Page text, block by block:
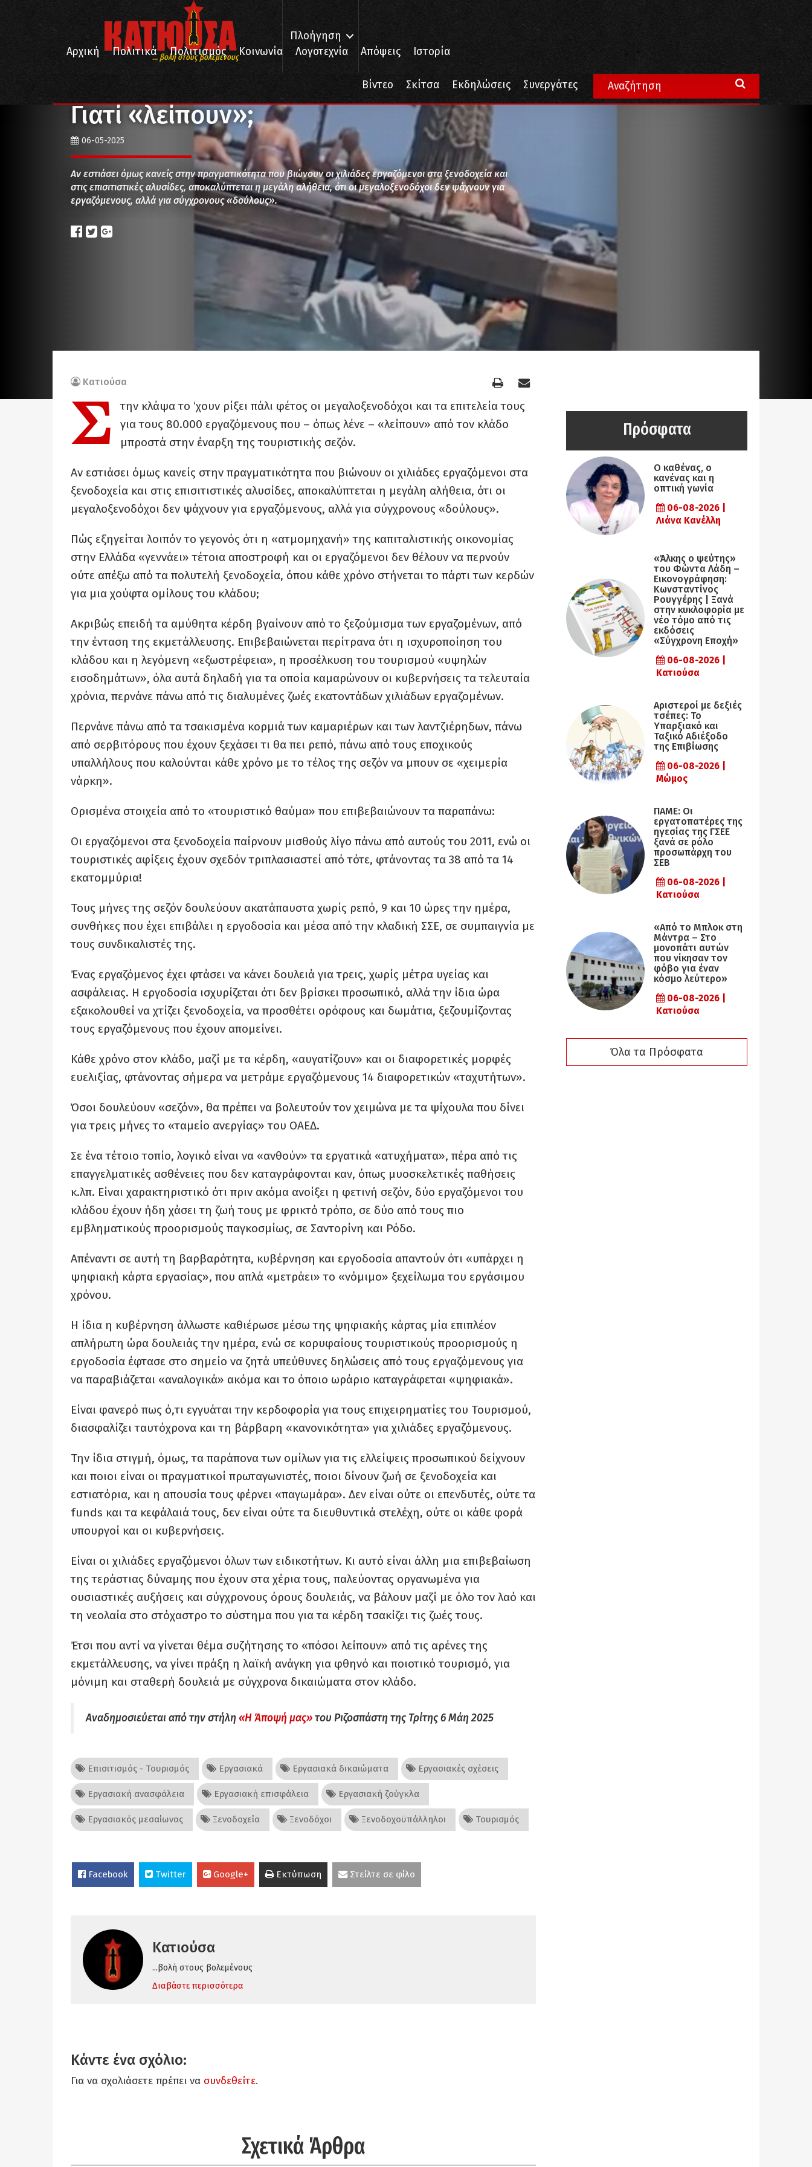
... βολή στους βολεμένους
Πλοήγηση
Αρχική
Πολιτικά Πολιτισμός Κοινωνία Λογοτεχνία Απόψεις Ιστορία
Βίντεο Σκίτσα Εκδηλώσεις Συνεργάτες
Πολιτικά
Γιατί «λείπουν»;
06-05-2025
Αν εστιάσει όμως κανείς στην πραγματικότητα που βιώνουν οι χιλιάδες εργαζόμενοι στα ξενοδοχεία και
στις επισιτιστικές αλυσίδες, αποκαλύπτεται η μεγάλη αλήθεια, ότι οι μεγαλοξενοδόχοι δεν ψάχνουν για
εργαζόμενους, αλλά για σύγχρονους «δούλους».
Κατιούσα
Σ
την κλάψα το ‘χουν ρίξει πάλι φέτος οι μεγαλοξενοδόχοι και τα επιτελεία τους
για τους 80.000 εργαζόμενους που – όπως λένε – «λείπουν» από τον κλάδο
μπροστά στην έναρξη της τουριστικής σεζόν.
Αν εστιάσει όμως κανείς στην πραγματικότητα που βιώνουν οι χιλιάδες εργαζόμενοι στα
ξενοδοχεία και στις επισιτιστικές αλυσίδες, αποκαλύπτεται η μεγάλη αλήθεια, ότι οι
μεγαλοξενοδόχοι δεν ψάχνουν για εργαζόμενους, αλλά για σύγχρονους «δούλους».
Πώς εξηγείται λοιπόν το γεγονός ότι η «ατμομηχανή» της καπιταλιστικής οικονομίας
στην Ελλάδα «γεννάει» τέτοια αποστροφή και οι εργαζόμενοι δεν θέλουν να περνούν
ούτε απέξω από τα πολυτελή ξενοδοχεία, όπου κάθε χρόνο στήνεται το πάρτι των κερδών
για μια χούφτα ομίλους του κλάδου;
Ακριβώς επειδή τα αμύθητα κέρδη βγαίνουν από το ξεζούμισμα των εργαζομένων, από
την ένταση της εκμετάλλευσης. Επιβεβαιώνεται περίτρανα ότι η ισχυροποίηση του
κλάδου και η λεγόμενη «εξωστρέφεια», η προσέλκυση του τουρισμού «υψηλών
εισοδημάτων», όλα αυτά δηλαδή για τα οποία καμαρώνουν οι κυβερνήσεις τα τελευταία
χρόνια, περνάνε πάνω από τις διαλυμένες ζωές εκατοντάδων χιλιάδων εργαζομένων.
Περνάνε πάνω από τα τσακισμένα κορμιά των καμαριέρων και των λαντζιέρηδων, πάνω
από σερβιτόρους που έχουν ξεχάσει τι θα πει ρεπό, πάνω από τους εποχικούς
υπαλλήλους που καλούνται κάθε χρόνο με το τέλος της σεζόν να μπουν σε «χειμερία
νάρκη».
Ορισμένα στοιχεία από το «τουριστικό θαύμα» που επιβεβαιώνουν τα παραπάνω:
Οι εργαζόμενοι στα ξενοδοχεία παίρνουν μισθούς λίγο πάνω από αυτούς του 2011, ενώ οι
τουριστικές αφίξεις έχουν σχεδόν τριπλασιαστεί από τότε, φτάνοντας τα 38 από τα 14
εκατομμύρια!
Τους μήνες της σεζόν δουλεύουν ακατάπαυστα χωρίς ρεπό, 9 και 10 ώρες την ημέρα,
συνθήκες που έχει επιβάλει η εργοδοσία και μέσα από την κλαδική ΣΣΕ, σε συμπαιγνία με
τους συνδικαλιστές της.
Ένας εργαζόμενος έχει φτάσει να κάνει δουλειά για τρεις, χωρίς μέτρα υγείας και
ασφάλειας. Η εργοδοσία ισχυρίζεται ότι δεν βρίσκει προσωπικό, αλλά την ίδια ώρα
εξακολουθεί να χτίζει ξενοδοχεία, να προσθέτει ορόφους και δωμάτια, ξεζουμίζοντας
τους εργαζόμενους που έχουν απομείνει.
Κάθε χρόνο στον κλάδο, μαζί με τα κέρδη, «αυγατίζουν» και οι διαφορετικές μορφές
ευελιξίας, φτάνοντας σήμερα να μετράμε εργαζόμενους 14 διαφορετικών «ταχυτήτων».
Όσοι δουλεύουν «σεζόν», θα πρέπει να βολευτούν τον χειμώνα με τα ψίχουλα που δίνει
για τρεις μήνες το «ταμείο ανεργίας» του ΟΑΕΔ.
Σε ένα τέτοιο τοπίο, λογικό είναι να «ανθούν» τα εργατικά «ατυχήματα», πέρα από τις
επαγγελματικές ασθένειες που δεν καταγράφονται καν, όπως μυοσκελετικές παθήσεις
κ.λπ. Είναι χαρακτηριστικό ότι πριν ακόμα ανοίξει η φετινή σεζόν, δύο εργαζόμενοι του
κλάδου έχουν ήδη χάσει τη ζωή τους με φρικτό τρόπο, σε δύο από τους πιο
εμβληματικούς προορισμούς παγκοσμίως, σε Σαντορίνη και Ρόδο.
Απέναντι σε αυτή τη βαρβαρότητα, κυβέρνηση και εργοδοσία απαντούν ότι «υπάρχει η
ψηφιακή κάρτα εργασίας», που απλά «μετράει» το «νόμιμο» ξεχείλωμα του εργάσιμου
χρόνου.
Η ίδια η κυβέρνηση άλλωστε καθιέρωσε μέσω της ψηφιακής κάρτας μία επιπλέον
απλήρωτη ώρα δουλειάς την ημέρα, ενώ σε κορυφαίους τουριστικούς προορισμούς η
εργοδοσία έφτασε στο σημείο να ζητά υπεύθυνες δηλώσεις από τους εργαζόμενους για
να παραβιάζεται «αναλογικά» ακόμα και το όποιο ωράριο καταγράφεται «ψηφιακά».
Είναι φανερό πως ό,τι εγγυάται την κερδοφορία για τους επιχειρηματίες του Τουρισμού,
διασφαλίζει ταυτόχρονα και τη βάρβαρη «κανονικότητα» για χιλιάδες εργαζόμενους.
Την ίδια στιγμή, όμως, τα παράπονα των ομίλων για τις ελλείψεις προσωπικού δείχνουν
και ποιοι είναι οι πραγματικοί πρωταγωνιστές, ποιοι δίνουν ζωή σε ξενοδοχεία και
εστιατόρια, και η απουσία τους φέρνει «παγωμάρα». Δεν είναι ούτε οι επενδυτές, ούτε τα
funds και τα κεφάλαιά τους, δεν είναι ούτε τα διευθυντικά στελέχη, ούτε οι κάθε φορά
υπουργοί και οι κυβερνήσεις.
Είναι οι χιλιάδες εργαζόμενοι όλων των ειδικοτήτων. Κι αυτό είναι άλλη μια επιβεβαίωση
της τεράστιας δύναμης που έχουν στα χέρια τους, παλεύοντας οργανωμένα για
ουσιαστικές αυξήσεις και σύγχρονους όρους δουλειάς, να βάλουν μαζί με όλο τον λαό και
τη νεολαία στο στόχαστρο το σύστημα που για τα κέρδη τσακίζει τις ζωές τους.
Έτσι που αντί να γίνεται θέμα συζήτησης το «πόσοι λείπουν» από τις αρένες της
εκμετάλλευσης, να γίνει πράξη η λαϊκή ανάγκη για φθηνό και ποιοτικό τουρισμό, για
μόνιμη και σταθερή δουλειά με σύγχρονα δικαιώματα στον κλάδο.
Αναδημοσιεύεται από την στήλη«Η Άποψή μας»του Ριζοσπάστη της Τρίτης 6 Μάη 2025
Επισιτισμός - Τουρισμός Εργασιακά Εργασιακά δικαιώματα Εργασιακές σχέσεις
Εργασιακή ανασφάλεια Εργασιακή επισφάλεια Εργασιακή ζούγκλα
Εργασιακός μεσαίωνας Ξενοδοχεία Ξενοδόχοι Ξενοδοχοϋπάλληλοι Τουρισμός
Facebook Twitter Google+ Εκτύπωση Στείλτε σε φίλο
Κατιούσα
...βολή στους βολεμένους
Διαβάστε περισσότερα
Κάντε ένα σχόλιο:
Για να σχολιάσετε πρέπει να συνδεθείτε.
Σχετικά Άρθρα
Πρόσφατα
Ο καθένας, ο
κανένας και η
οπτική γωνία
06-08-2026 |
Λιάνα Κανέλλη
«Άλκης ο ψεύτης»
του Φώντα Λάδη –
Εικονογράφηση:
Κωνσταντίνος
Ρουγγέρης | Ξανά
στην κυκλοφορία με
νέο τόμο από τις
εκδόσεις
«Σύγχρονη Εποχή»
06-08-2026 |
Κατιούσα
Αριστεροί με δεξιές
τσέπες: Το
Υπαρξιακό και
Ταξικό Αδιέξοδο
της Επιβίωσης
06-08-2026 |
Μώμος
ΠΑΜΕ: Οι
εργατοπατέρες της
ηγεσίας της ΓΣΕΕ
ξανά σε ρόλο
προσωπάρχη του
ΣΕΒ
06-08-2026 |
Κατιούσα
«Από το Μπλοκ στη
Μάντρα – Στο
μονοπάτι αυτών
που νίκησαν τον
φόβο για έναν
κόσμο λεύτερο»
06-08-2026 |
Κατιούσα
Όλα τα Πρόσφατα